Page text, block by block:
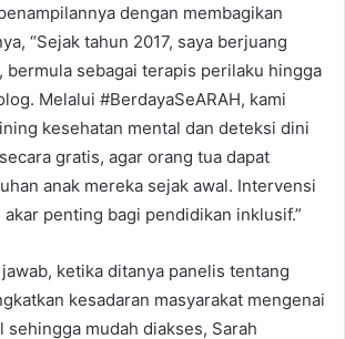
dengan membagikan
“Sejak tahun 2017, saya berjuang
bermula sebagai terapis perilaku hingga
Melalui #BerdayaSeARAH, kami
kesehatan mental dan deteksi dini
gratis, agar orang tua dapat
anak mereka sejak awal. Intervensi
penting bagi pendidikan inklusif.”
ketika ditanya panelis tentang
kesadaran masyarakat mengenai
sehingga mudah diakses, Sarah